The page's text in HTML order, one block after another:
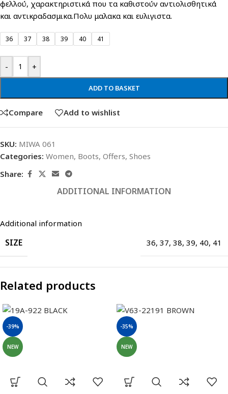
φελλού, χαρακτηριστικά που τα καθιστούν αντιολισθητικά
και αντικραδασμικα.Πολυ μαλακα και ευλιγιστα.
36 37 38 39 40 41
- +
ADD TO BASKET
Compare Add to wishlist
SKU: MIWA 061
Categories: Women, Boots, Offers, Shoes
Share:
ADDITIONAL INFORMATION
Additional information
SIZE 36, 37, 38, 39, 40, 41
Related products
-39%
NEW
-35%
NEW